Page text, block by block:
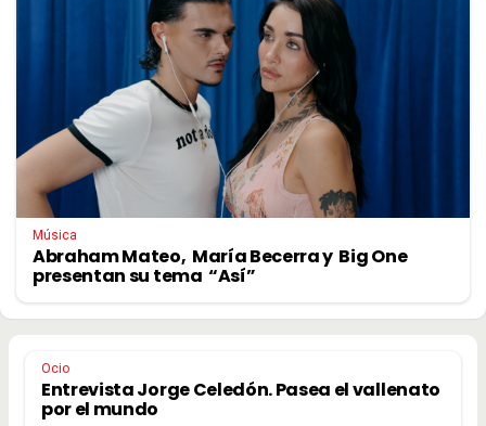
Música
Abraham Mateo, María Becerra y Big One
presentan su tema “Así”
Ocio
Entrevista Jorge Celedón. Pasea el vallenato
por el mundo